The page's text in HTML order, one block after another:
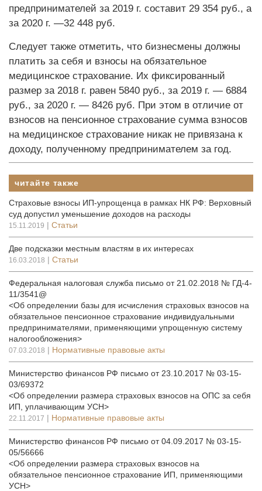
предпринимателей за 2019 г. составит 29 354 руб., а
за 2020 г. —32 448 руб.
Следует также отметить, что бизнесмены должны
платить за себя и взносы на обязательное
медицинское страхование. Их фиксированный
размер за 2018 г. равен 5840 руб., за 2019 г. — 6884
руб., за 2020 г. — 8426 руб. При этом в отличие от
взносов на пенсионное страхование сумма взносов
на медицинское страхование никак не привязана к
доходу, полученному предпринимателем за год.
читайте также
Страховые взносы ИП-упрощенца в рамках НК РФ: Верховный
суд допустил уменьшение доходов на расходы
15.11.2019 | Статьи
Две подсказки местным властям в их интересах
16.03.2018 | Статьи
Федеральная налоговая служба письмо от 21.02.2018 № ГД-4-
11/3541@
<Об определении базы для исчисления страховых взносов на
обязательное пенсионное страхование индивидуальными
предпринимателями, применяющими упрощенную систему
налогообложения>
07.03.2018 | Нормативные правовые акты
Министерство финансов РФ письмо от 23.10.2017 № 03-15-
03/69372
<Об определении размера страховых взносов на ОПС за себя
ИП, уплачивающим УСН>
22.11.2017 | Нормативные правовые акты
Министерство финансов РФ письмо от 04.09.2017 № 03-15-
05/56666
<Об определении размера страховых взносов на
обязательное пенсионное страхование ИП, применяющими
УСН>